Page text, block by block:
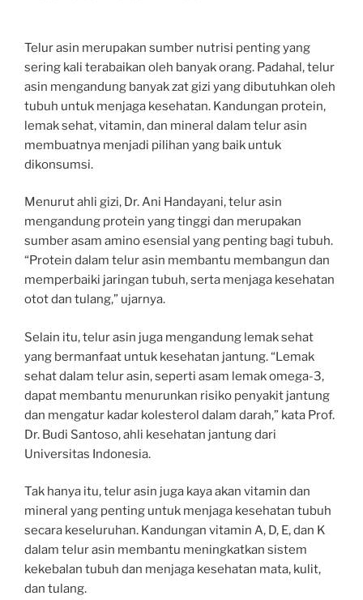
Telur asin merupakan sumber nutrisi penting yang
sering kali terabaikan oleh banyak orang. Padahal, telur
asin mengandung banyak zat gizi yang dibutuhkan oleh
tubuh untuk menjaga kesehatan. Kandungan protein,
lemak sehat, vitamin, dan mineral dalam telur asin
membuatnya menjadi pilihan yang baik untuk
dikonsumsi.
Menurut ahli gizi, Dr. Ani Handayani, telur asin
mengandung protein yang tinggi dan merupakan
sumber asam amino esensial yang penting bagi tubuh.
“Protein dalam telur asin membantu membangun dan
memperbaiki jaringan tubuh, serta menjaga kesehatan
otot dan tulang,” ujarnya.
Selain itu, telur asin juga mengandung lemak sehat
yang bermanfaat untuk kesehatan jantung. “Lemak
sehat dalam telur asin, seperti asam lemak omega-3,
dapat membantu menurunkan risiko penyakit jantung
dan mengatur kadar kolesterol dalam darah,” kata Prof.
Dr. Budi Santoso, ahli kesehatan jantung dari
Universitas Indonesia.
Tak hanya itu, telur asin juga kaya akan vitamin dan
mineral yang penting untuk menjaga kesehatan tubuh
secara keseluruhan. Kandungan vitamin A, D, E, dan K
dalam telur asin membantu meningkatkan sistem
kekebalan tubuh dan menjaga kesehatan mata, kulit,
dan tulang.